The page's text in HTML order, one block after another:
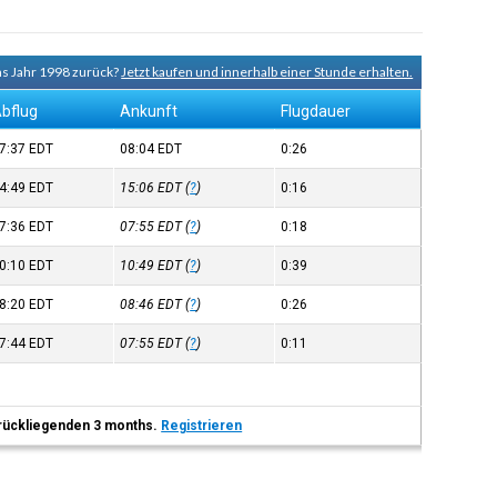
Jahr 1998 zurück?Jetzt kaufen und innerhalb einer Stunde erhalten.
Ankunft Flugdauer
EDT 08:04 EDT 0:26
EDT 15:06EDT(?) 0:16
EDT 07:55EDT(?) 0:18
EDT 10:49EDT(?) 0:39
EDT 08:46EDT(?) 0:26
EDT 07:55EDT(?) 0:11
3 months. Registrieren